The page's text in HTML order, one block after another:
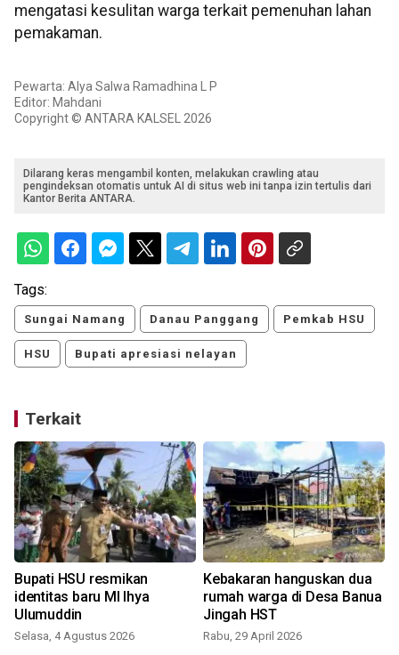
mengatasi kesulitan warga terkait pemenuhan lahan
pemakaman.
Pewarta: Alya Salwa Ramadhina L P
Editor: Mahdani
Copyright © ANTARA KALSEL 2026
Dilarang keras mengambil konten, melakukan crawling atau
pengindeksan otomatis untuk AI di situs web ini tanpa izin tertulis dari
Kantor Berita ANTARA.
Tags:
Sungai Namang Danau Panggang Pemkab HSU
HSU Bupati apresiasi nelayan
Terkait
Bupati HSU resmikan
identitas baru MI Ihya
Ulumuddin
Selasa, 4 Agustus 2026
Kebakaran hanguskan dua
rumah warga di Desa Banua
Jingah HST
Rabu, 29 April 2026